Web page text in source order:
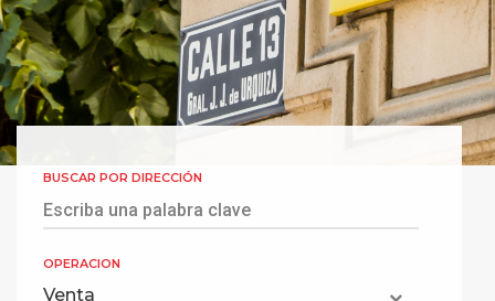
BUSCAR POR DIRECCIÓN
OPERACION